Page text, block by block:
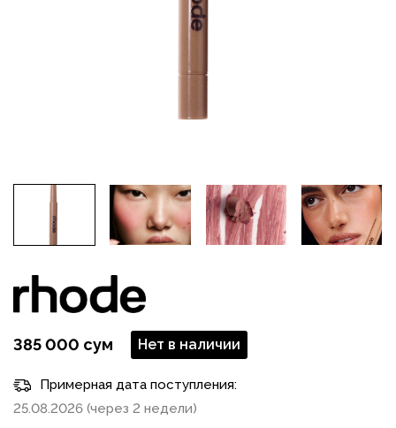
385 000 сум Нет в наличии
Примерная дата поступления:
25.08.2026 (через 2 недели)